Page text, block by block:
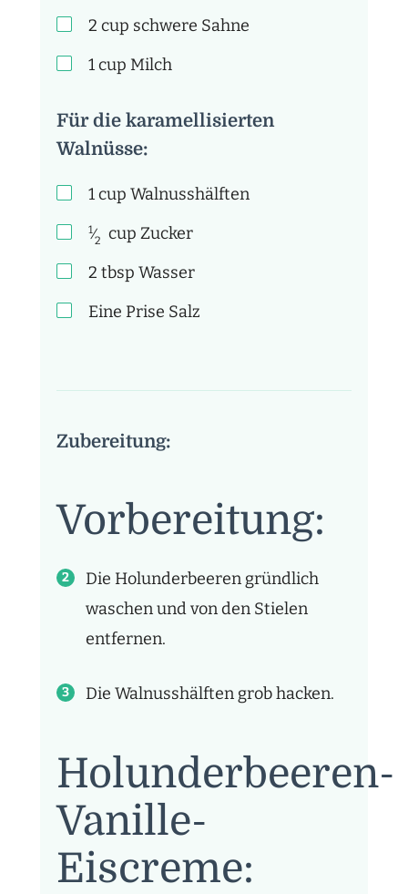
2 cup schwere Sahne
1cup Milch
Für die karamellisierten
Walnüsse:
1cup Walnusshälften
1⁄2 cup Zucker
2 tbsp Wasser
Eine Prise Salz
Zubereitung:
Vorbereitung:
Die Holunderbeeren gründlich
waschen und von den Stielen
entfernen.
Die Walnusshälften grob hacken.
Holunderbeeren-
Vanille-
Eiscreme: